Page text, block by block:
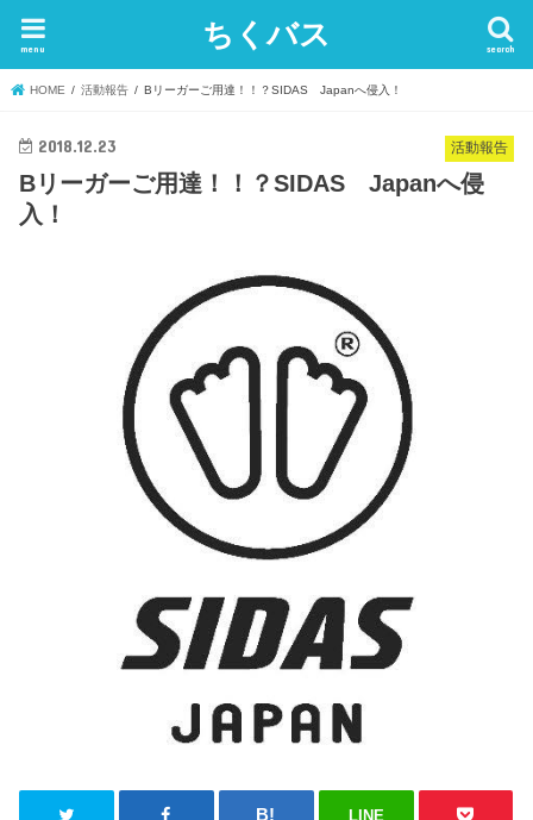
ちくバス search
menu
HOME 活動報告 Bリーガーご用達！！？SIDAS Japanへ侵入！
活動報告
2018.12.23
Bリーガーご用達！！？SIDAS Japanへ侵
入！
LINE